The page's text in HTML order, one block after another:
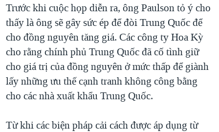
Trước khi cuộc họp diễn ra, ông Paulson tỏ ý cho
thấy là ông sẽ gây sức ép để đòi Trung Quốc để
cho đồng nguyên tăng giá. Các công ty Hoa Kỳ
cho rằng chính phủ Trung Quốc đã cố tình giữ
cho giá trị của đồng nguyên ở mức thấp để giành
lấy những ưu thế cạnh tranh không công bằng
cho các nhà xuất khẩu Trung Quốc.
Từ khi các biện pháp cải cách được áp dụng từ